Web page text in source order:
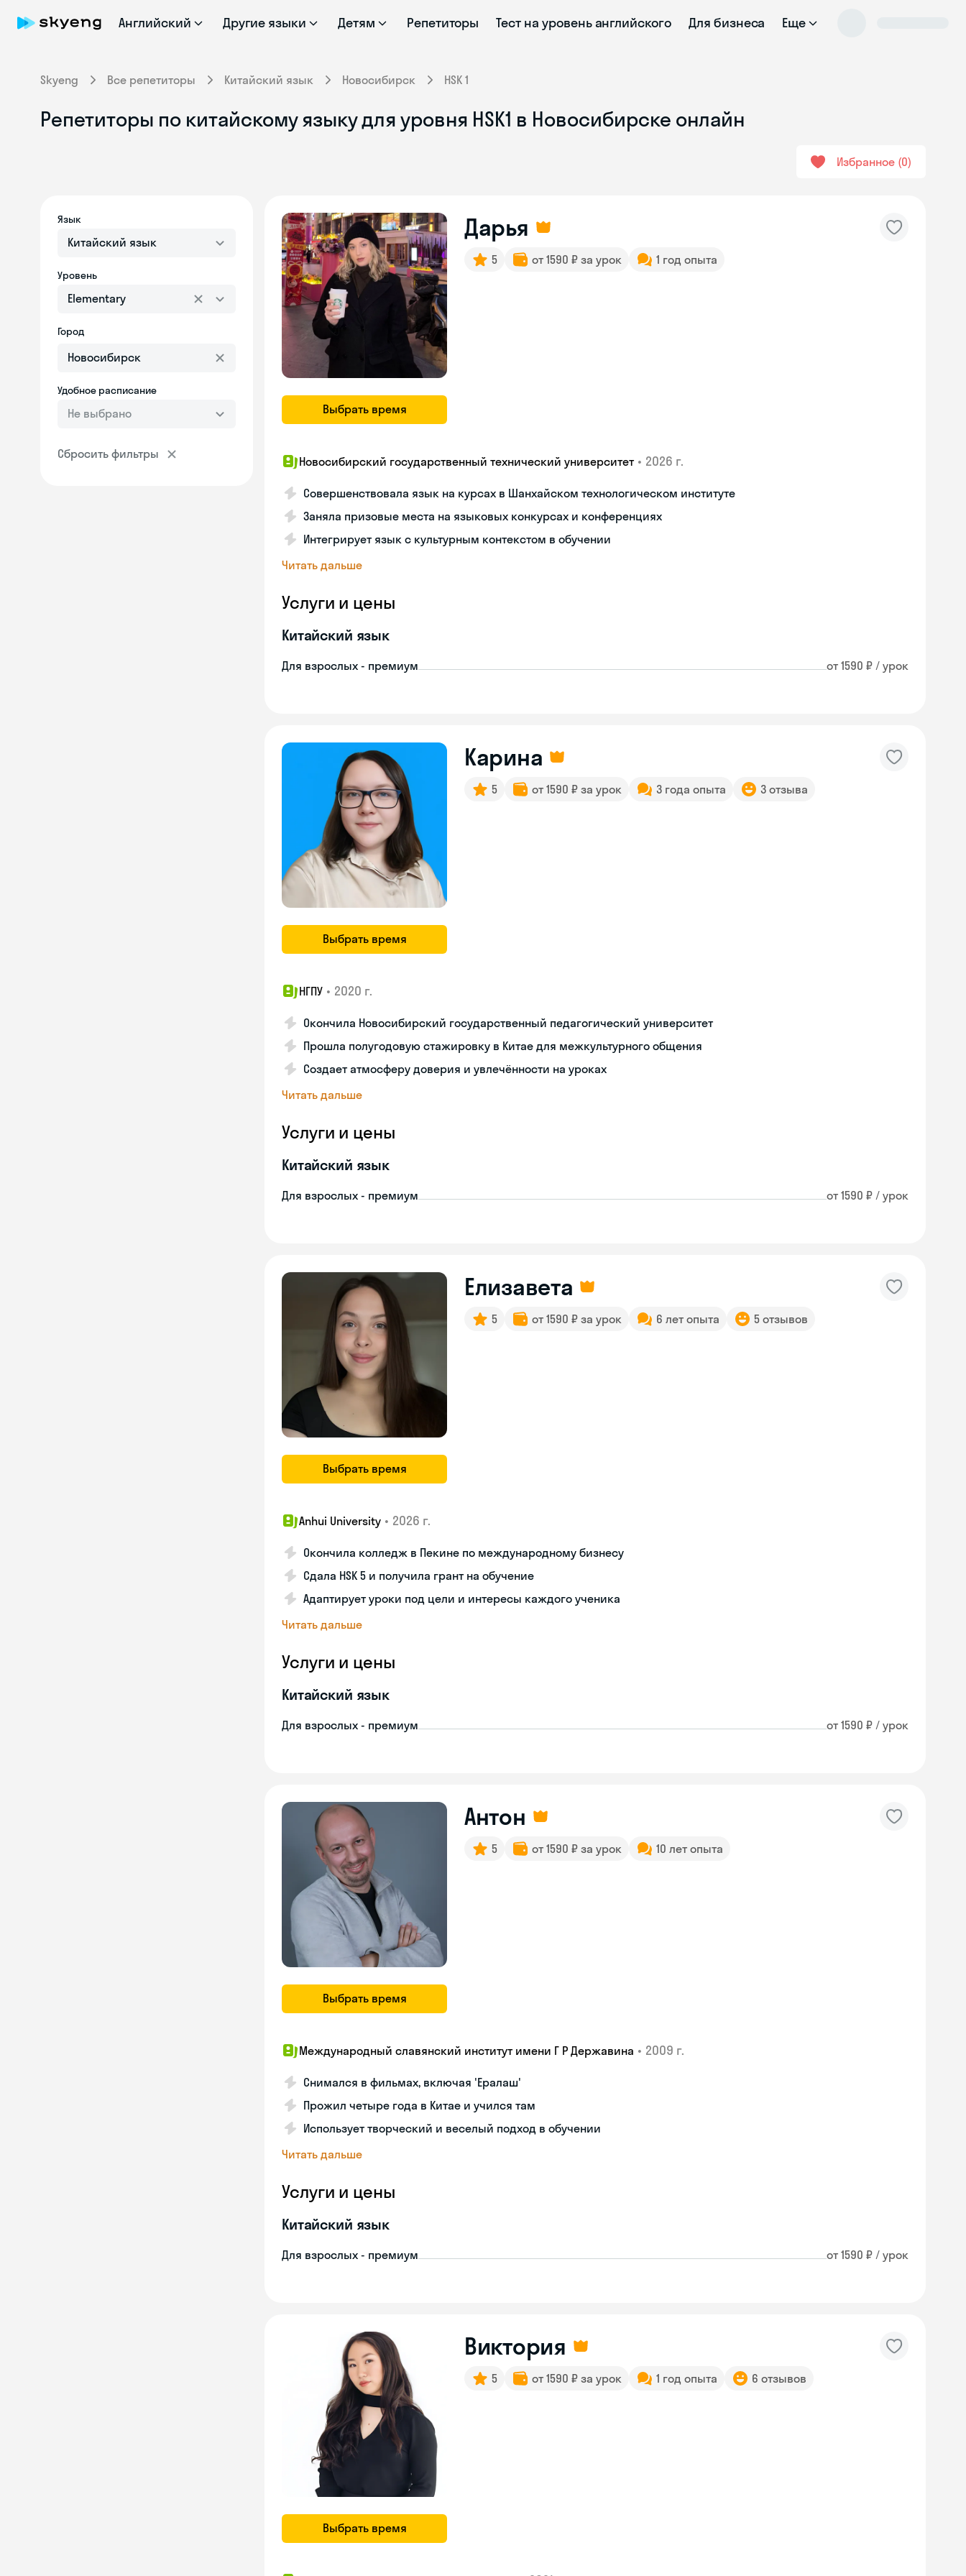
Английский Другие языки Детям Репетиторы Тест на уровень английского Для бизнеса Еще
Skyeng Все репетиторы Китайский язык Новосибирск HSK 1
Репетиторы по китайскому языку для уровня HSK1 в Новосибирске онлайн
Избранное 0
Язык
Китайский язык
Уровень
Elementary
Город
Удобное расписание
Не выбрано
Сбросить фильтры
Выбрать время
Дарья
5 от 1590 ₽ за урок 1 год опыта
Новосибирский государственный технический университет • 2026 г.
Совершенствовала язык на курсах в Шанхайском технологическом институте
Заняла призовые места на языковых конкурсах и конференциях
Интегрирует язык с культурным контекстом в обучении
Читать дальше
Услуги и цены
Китайский язык
Для взрослых - премиум от 1590 ₽ / урок
Выбрать время
Карина
5 от 1590 ₽ за урок 3 года опыта 3 отзыва
НГПУ • 2020 г.
Окончила Новосибирский государственный педагогический университет
Прошла полугодовую стажировку в Китае для межкультурного общения
Создает атмосферу доверия и увлечённости на уроках
Читать дальше
Услуги и цены
Китайский язык
Для взрослых - премиум от 1590 ₽ / урок
Выбрать время
Елизавета
5 от 1590 ₽ за урок 6 лет опыта 5 отзывов
Anhui University • 2026 г.
Окончила колледж в Пекине по международному бизнесу
Сдала HSK 5 и получила грант на обучение
Адаптирует уроки под цели и интересы каждого ученика
Читать дальше
Услуги и цены
Китайский язык
Для взрослых - премиум от 1590 ₽ / урок
Выбрать время
Антон
5 от 1590 ₽ за урок 10 лет опыта
Международный славянский институт имени Г Р Державина • 2009 г.
Снимался в фильмах, включая 'Ералаш'
Прожил четыре года в Китае и учился там
Использует творческий и веселый подход в обучении
Читать дальше
Услуги и цены
Китайский язык
Для взрослых - премиум от 1590 ₽ / урок
Выбрать время
Виктория
5 от 1590 ₽ за урок 1 год опыта 6 отзывов